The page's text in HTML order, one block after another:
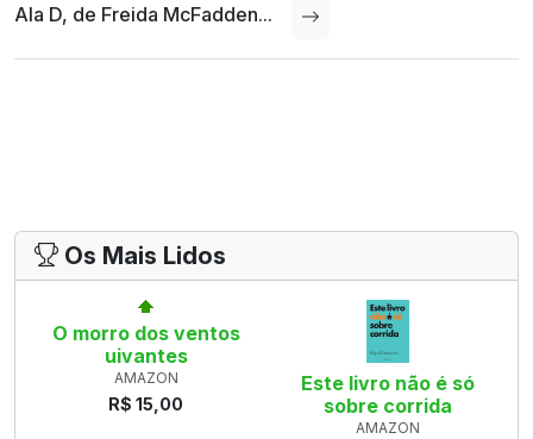
Ala D, de Freida McFadden...
Os Mais Lidos
O morro dos ventos
uivantes
AMAZON
R$ 15,00
Este livro não é só
sobre corrida
AMAZON